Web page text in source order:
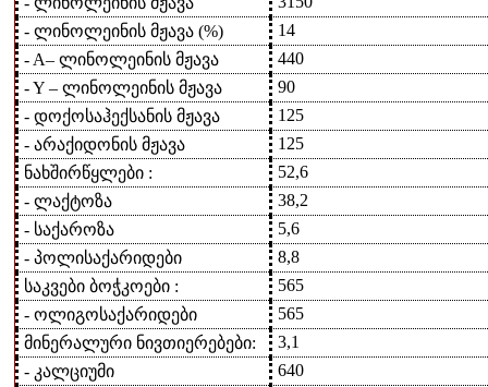
- ლინოლეინის მჟავა (%)
14
- Α– ლინოლეინის მჟავა
440
- Υ – ლინოლეინის მჟავა
90
- დოქოსაჰექსანის მჟავა
125
- არაქიდონის მჟავა
125
ნახშირწყლები :
52,6
- ლაქტოზა
38,2
- საქაროზა
5,6
- პოლისაქარიდები
8,8
საკვები ბოჭკოები :
565
- ოლიგოსაქარიდები
565
მინერალური ნივთიერებები:
3,1
- კალციუმი
640